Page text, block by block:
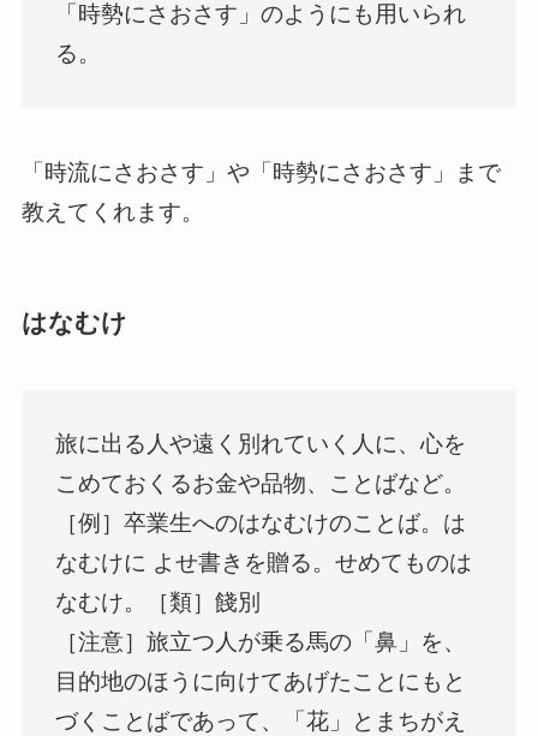
「時勢にさおさす」のようにも用いられ
る。
「時流にさおさす」や「時勢にさおさす」まで
教えてくれます。
はなむけ
旅に出る人や遠く別れていく人に、心を
こめておくるお金や品物、ことばなど。
［例］卒業生へのはなむけのことば。は
なむけに よせ書きを贈る。せめてものは
なむけ。［類］餞別
［注意］旅立つ人が乗る馬の「鼻」を、
目的地のほうに向けてあげたことにもと
づくことばであって、「花」とまちがえ